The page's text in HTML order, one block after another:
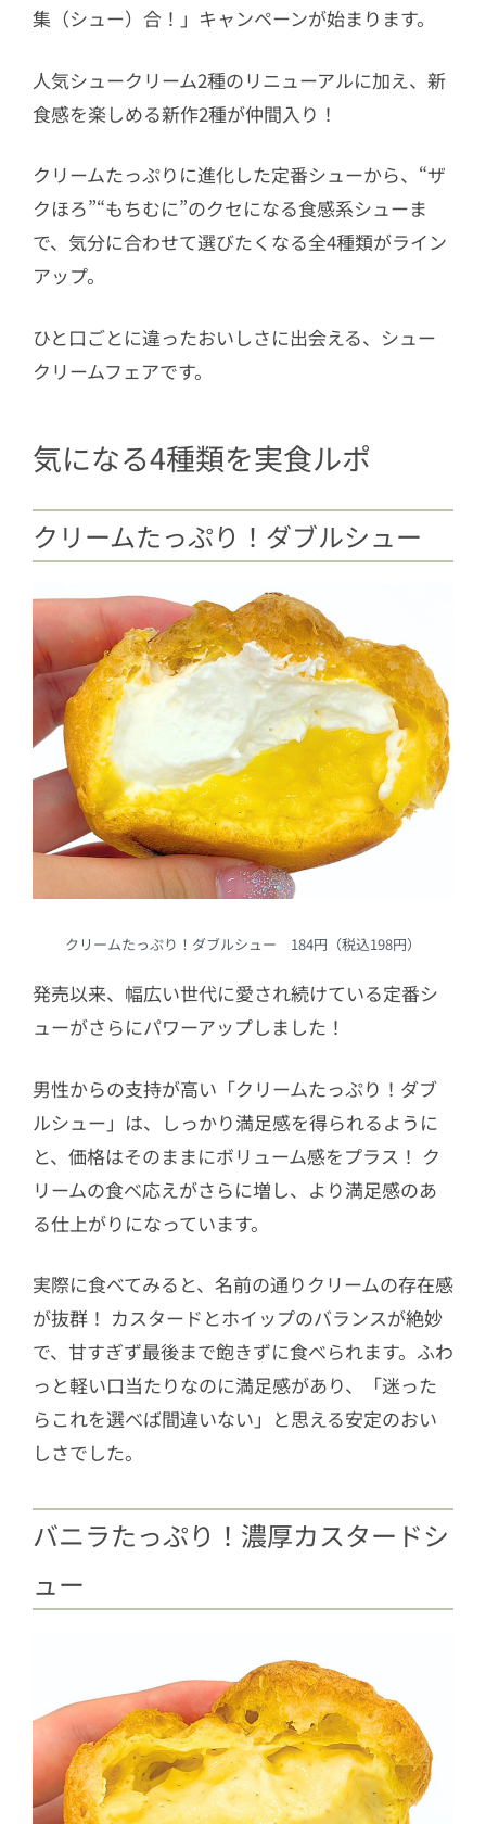
集（シュー）合！」キャンペーンが始まります。
人気シュークリーム2種のリニューアルに加え、新
食感を楽しめる新作2種が仲間入り！
クリームたっぷりに進化した定番シューから、“ザ
クほろ”“もちむに”のクセになる食感系シューま
で、気分に合わせて選びたくなる全4種類がライン
アップ。
ひと口ごとに違ったおいしさに出会える、シュー
クリームフェアです。
気になる4種類を実食ルポ
クリームたっぷり！ダブルシュー
クリームたっぷり！ダブルシュー 184円（税込198円）
発売以来、幅広い世代に愛され続けている定番シ
ューがさらにパワーアップしました！
男性からの支持が高い「クリームたっぷり！ダブ
ルシュー」は、しっかり満足感を得られるように
と、価格はそのままにボリューム感をプラス！ ク
リームの食べ応えがさらに増し、より満足感のあ
る仕上がりになっています。
実際に食べてみると、名前の通りクリームの存在感
が抜群！ カスタードとホイップのバランスが絶妙
で、甘すぎず最後まで飽きずに食べられます。ふわ
っと軽い口当たりなのに満足感があり、「迷った
らこれを選べば間違いない」と思える安定のおい
しさでした。
バニラたっぷり！濃厚カスタードシ
ュー